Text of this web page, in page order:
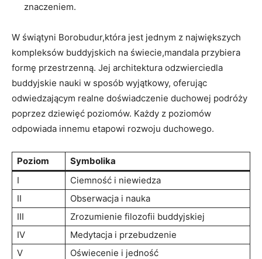
znaczeniem.
W świątyni Borobudur,która jest jednym z największych
kompleksów buddyjskich na świecie,mandala przybiera
formę przestrzenną. Jej architektura odzwierciedla
buddyjskie nauki w sposób wyjątkowy, oferując
odwiedzającym realne doświadczenie duchowej podróży
poprzez dziewięć poziomów. Każdy z poziomów
odpowiada innemu etapowi rozwoju duchowego.
Poziom
Symbolika
I
Ciemność i niewiedza
II
Obserwacja i nauka
III
Zrozumienie filozofii buddyjskiej
IV
Medytacja i przebudzenie
V
Oświecenie i jedność